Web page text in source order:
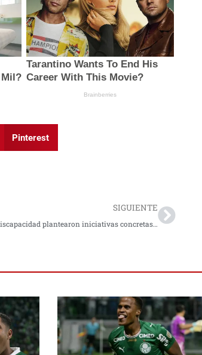
Pinterest
SIGUIENTE
Personas con discapacidad plantearon iniciativas concretas en Boyacá